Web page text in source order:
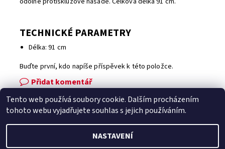
TECHNICKÉ PARAMETRY
Délka: 91 cm
Buďte první, kdo napíše příspěvek k této položce.
Přidat komentář
Facebook | Heureka.cz | Zboží.cz
Tento web používá soubory cookie. Dalším procházením
tohoto webu vyjadřujete souhlas s jejich používáním.
NASTAVENÍ